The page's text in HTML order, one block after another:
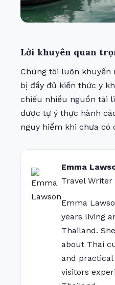
Lời khuyên quan
Chúng tôi luôn khuyến
bị đầy đủ kiến thức y
chiếu nhiều nguồn tài
được tự ý thực hành
nguy hiểm khi chưa có
Emma
Travel
Emma
years living
Thailand.
about Thai
and practical
visitors